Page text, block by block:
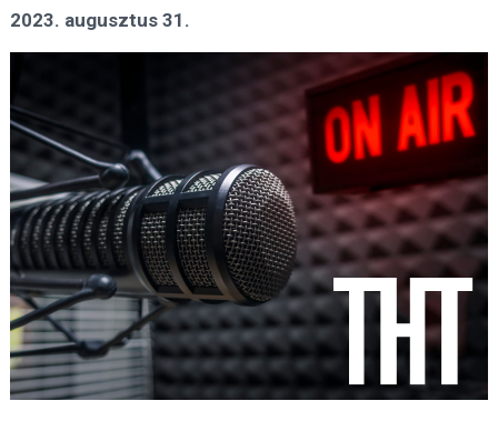
2023. augusztus 31.